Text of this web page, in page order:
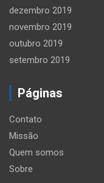
dezembro 2019
novembro 2019
outubro 2019
setembro 2019
Páginas
Contato
Missão
Quem somos
Sobre